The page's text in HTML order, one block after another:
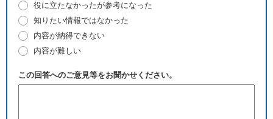
役に立たなかったが参考になった
知りたい情報ではなかった
内容が納得できない
内容が難しい
この回答へのご意見等をお聞かせください。